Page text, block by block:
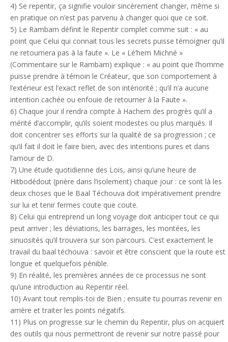
4) Se repentir, ça signifie vouloir sincèrement changer, même si
en pratique on n’est pas parvenu à changer quoi que ce soit.
5) Le Rambam définit le Repentir complet comme suit : « au
point que Celui qui connait tous les secrets puisse témoigner qu’il
ne retournera pas à la faute ». Le « Lé’hem Michné »
(Commentaire sur le Rambam) explique : « au point que l’homme
puisse prendre à témoin le Créateur, que son comportement à
l’extérieur est l’exact reflet de son intériorité ; qu’il n’a aucune
intention cachée ou enfouie de retourner à la Faute ».
6) Chaque jour il rendra compte à Hachem des progrès qu’il a
mérité d’accomplir, qu’ils soient modestes ou plus marqués. Il
doit concentrer ses efforts sur la qualité de sa progression ; ce
qu’il fait il doit le faire bien, avec des intentions pures et dans
l’amour de D.
7) Une étude quotidienne des Lois, ainsi qu’une heure de
Hitbodédout (prière dans l’isolement) chaque jour : ce sont là les
deux choses que le Baal Téchouva doit impérativement prendre
sur lui et tenir fermes coute que coute.
8) Celui qui entreprend un long voyage doit anticiper tout ce qui
peut arriver ; les déviations, les barrages, les montées, les
sinuosités qu’il trouvera sur son parcours. C’est exactement le
travail du baal téchouva : savoir et être conscient que la route est
longue et quelquefois pénible.
9) En réalité, les premières années de ce processus ne sont
qu’une introduction au Repentir réel.
10) Avant tout remplis-toi de Bien ; ensuite tu pourras revenir en
arrière et traiter les points négatifs.
11) Plus on progresse sur le chemin du Repentir, plus on acquiert
des outils qui nous permettront de revenir sur notre passé pour